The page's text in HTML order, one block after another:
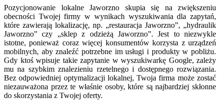
Pozycjonowanie lokalne Jaworzno skupia się na zwiększeniu
obecności Twojej firmy w wynikach wyszukiwania dla zapytań,
które zawierają lokalizację, np. „restauracja Jaworzno”, „hydraulik
Jaworzno” czy „sklep z odzieżą Jaworzno”. Jest to niezwykle
istotne, ponieważ coraz więcej konsumentów korzysta z urządzeń
mobilnych, aby znaleźć potrzebne im usługi i produkty w pobliżu.
Gdy ktoś wpisuje takie zapytanie w wyszukiwarkę Google, zależy
mu na szybkim znalezieniu rzetelnego i dostępnego rozwiązania.
Bez odpowiedniej optymalizacji lokalnej, Twoja firma może zostać
niezauważona przez te właśnie osoby, które są najbardziej skłonne
do skorzystania z Twojej oferty.